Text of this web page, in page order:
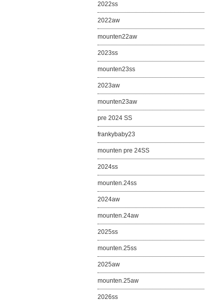
2022ss
2022aw
mounten22aw
2023ss
mounten23ss
2023aw
mounten23aw
pre 2024 SS
frankybaby23
mounten pre 24SS
2024ss
mounten.24ss
2024aw
mounten.24aw
2025ss
mounten.25ss
2025aw
mounten.25aw
2026ss